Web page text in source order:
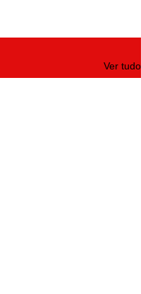
Ver tudo